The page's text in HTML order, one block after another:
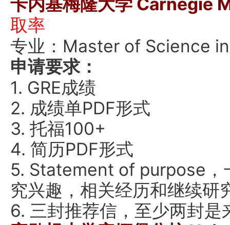
卡内基梅隆大学 Carnegie
取率
专业：Master of Science
申请要求：
1. GRE成绩
2. 成绩单PDF形式
3. 托福100+
4. 简历PDF形式
5. Statement of purpose，
究兴趣，相关经历和继续研
6. 三封推荐信，至少两封是